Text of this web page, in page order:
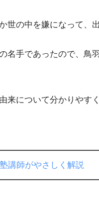
世の中を嫌になって、
名手であったので、
来について分かりやす
講師がやさしく解説